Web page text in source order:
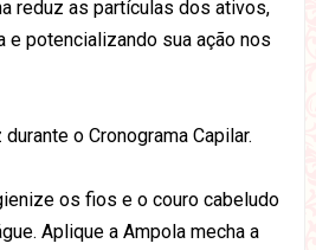
reduz as partículas dos ativos,
e potencializando sua ação nos
o Cronograma Capilar.
os fios e o couro cabeludo
Aplique a Ampola mecha a